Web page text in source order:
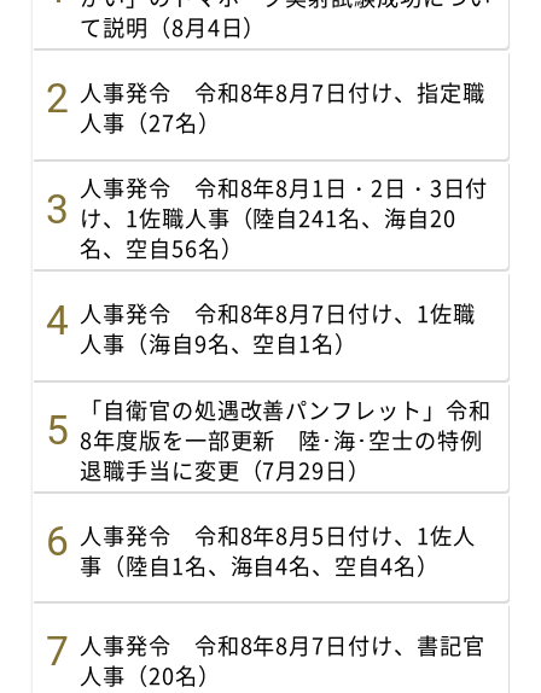
て説明（8月4日）
人事発令 令和8年8月7日付け、指定職
人事（27名）
人事発令 令和8年8月1日・2日・3日付
け、1佐職人事（陸自241名、海自20
名、空自56名）
人事発令 令和8年8月7日付け、1佐職
人事（海自9名、空自1名）
「自衛官の処遇改善パンフレット」令和
8年度版を一部更新 陸･海･空士の特例
退職手当に変更（7月29日）
人事発令 令和8年8月5日付け、1佐人
事（陸自1名、海自4名、空自4名）
人事発令 令和8年8月7日付け、書記官
人事（20名）